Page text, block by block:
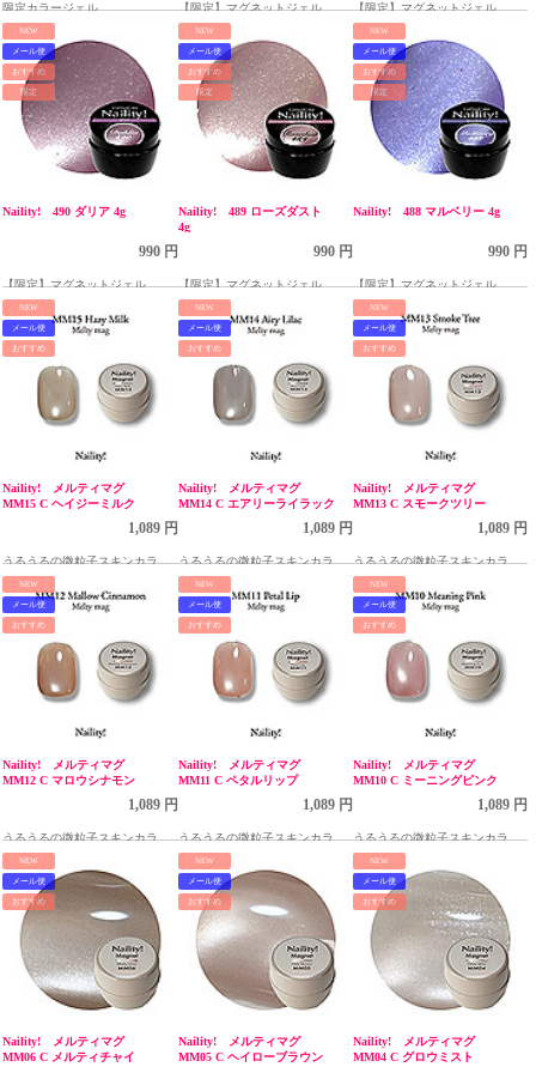
限定カラージェル
【限定】マグネットジェル テ
ィアリーマグシリーズ
【限定】マグネットジェル テ
ィアリーマグシリーズ
NEW
メール便
おすすめ
限定
Naility! 490 ダリア 4g
990 円
【限定】マグネットジェル テ
ィアリーマグシリーズ
NEW
メール便
おすすめ
限定
Naility! 489 ローズダスト
4g
990 円
【限定】マグネットジェル テ
ィアリーマグシリーズ
NEW
メール便
おすすめ
限定
Naility! 488 マルベリー 4g
990 円
【限定】マグネットジェル テ
ィアリーマグシリーズ
NEW
メール便
おすすめ
Naility! メルティマグ
MM15 C ヘイジーミルク
1,089 円
うるうるの微粒子スキンカラー
マグ
NEW
メール便
おすすめ
Naility! メルティマグ
MM14 C エアリーライラック
1,089 円
うるうるの微粒子スキンカラー
マグ
NEW
メール便
おすすめ
Naility! メルティマグ
MM13 C スモークツリー
1,089 円
うるうるの微粒子スキンカラー
マグ
NEW
メール便
おすすめ
Naility! メルティマグ
MM12 C マロウシナモン
1,089 円
うるうるの微粒子スキンカラー
マグ
NEW
メール便
おすすめ
Naility! メルティマグ
MM11 C ペタルリップ
1,089 円
うるうるの微粒子スキンカラー
マグ
NEW
メール便
おすすめ
Naility! メルティマグ
MM10 C ミーニングピンク
1,089 円
うるうるの微粒子スキンカラー
マグ
NEW
メール便
おすすめ
Naility! メルティマグ
MM06 C メルティチャイ
NEW
メール便
おすすめ
Naility! メルティマグ
MM05 C ヘイローブラウン
NEW
メール便
おすすめ
Naility! メルティマグ
MM04 C グロウミスト